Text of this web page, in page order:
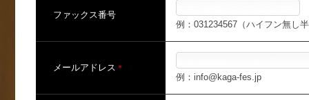
ファックス番号
例：031234567（ハイフン無し
メールアドレス ＊
例：info@kaga-fes.jp